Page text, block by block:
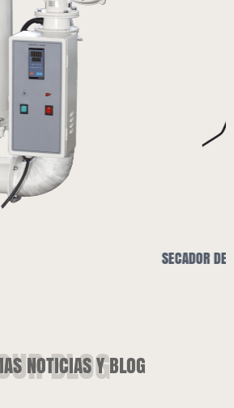
Y CARGADOR AUTOMÁTICO
NOTICIAS Y BLOG